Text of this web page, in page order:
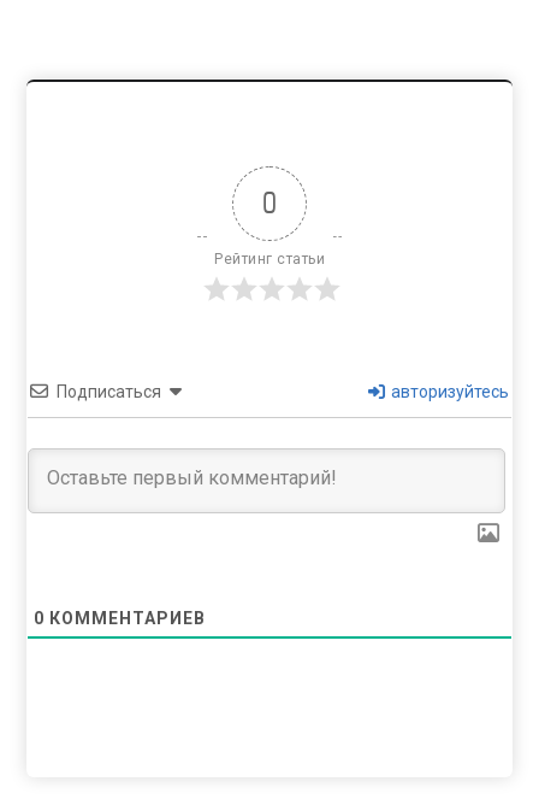
0
Рейтинг статьи
Подписаться авторизуйтесь
0 КОММЕНТАРИЕВ